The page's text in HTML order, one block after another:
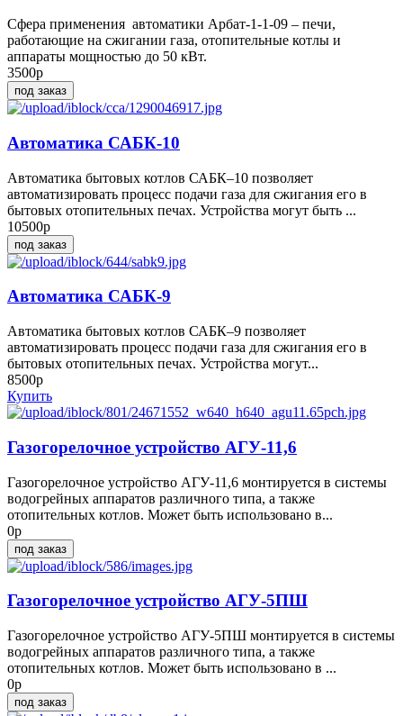
Сфера применения автоматики Арбат-1-1-09 – печи,
работающие на сжигании газа, отопительные котлы и
аппараты мощностью до 50 кВт.
3500р
под заказ
Автоматика САБК-10
Автоматика бытовых котлов САБК–10 позволяет
автоматизировать процесс подачи газа для сжигания его в
бытовых отопительных печах. Устройства могут быть ...
10500р
под заказ
Автоматика САБК-9
Автоматика бытовых котлов САБК–9 позволяет
автоматизировать процесс подачи газа для сжигания его в
бытовых отопительных печах. Устройства могут...
8500р
Купить
Газогорелочное устройство АГУ-11,6
Газогорелочное устройство АГУ-11,6 монтируется в системы
водогрейных аппаратов различного типа, а также
отопительных котлов. Может быть использовано в...
0р
под заказ
Газогорелочное устройство АГУ-5ПШ
Газогорелочное устройство АГУ-5ПШ монтируется в системы
водогрейных аппаратов различного типа, а также
отопительных котлов. Может быть использовано в ...
0р
под заказ